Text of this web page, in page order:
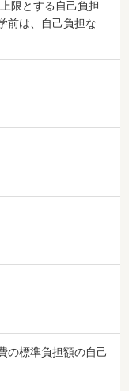
限とする自己負担
前は、自己負担な
の標準負担額の自己